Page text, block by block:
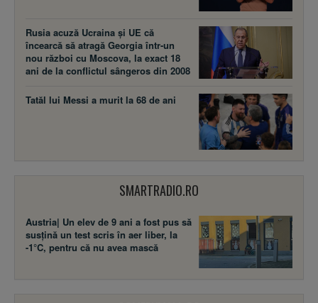
Rusia acuză Ucraina şi UE că
încearcă să atragă Georgia într-un
nou război cu Moscova, la exact 18
ani de la conflictul sângeros din 2008
Tatăl lui Messi a murit la 68 de ani
SMARTRADIO.RO
Austria| Un elev de 9 ani a fost pus să
susţină un test scris în aer liber, la
-1°C, pentru că nu avea mască